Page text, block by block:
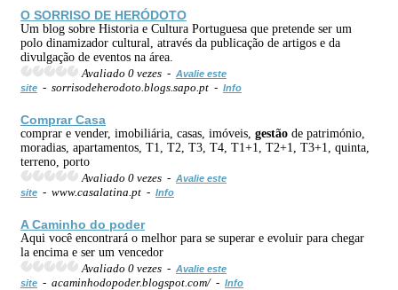
O SORRISO DE HERÓDOTO
Um blog sobre Historia e Cultura Portuguesa que pretende ser um
polo dinamizador cultural, através da publicação de artigos e da
divulgação de eventos na área.
Avaliado 0 vezes - Avalie este
site - sorrisodeherodoto.blogs.sapo.pt - Info
Comprar Casa
comprar e vender, imobiliária, casas, imóveis, gestão de património,
moradias, apartamentos, T1, T2, T3, T4, T1+1, T2+1, T3+1, quinta,
terreno, porto
Avaliado 0 vezes - Avalie este
site - www.casalatina.pt - Info
A Caminho do poder
Aqui você encontrará o melhor para se superar e evoluir para chegar
la encima e ser um vencedor
Avaliado 0 vezes - Avalie este
site - acaminhodopoder.blogspot.com/ - Info